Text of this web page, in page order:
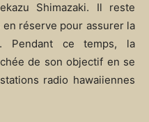
Shimazaki. Il reste
en réserve pour assurer la
Pendant ce temps, la
de son objectif en se
radio hawaiiennes